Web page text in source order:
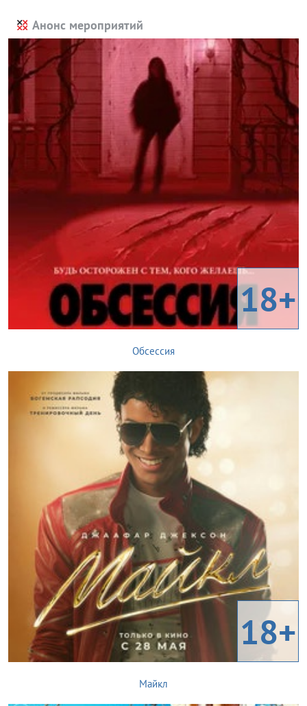
Анонс мероприятий
18+
Обсессия
18+
Майкл